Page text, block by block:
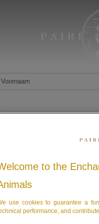
vereist)
to the
use cookies to guarantee a
performance, and